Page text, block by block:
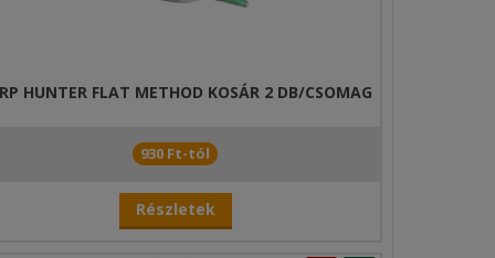
HUNTER FLAT METHOD KOSÁR 2 DB/CSOMAG
930 Ft-tól
Részletek